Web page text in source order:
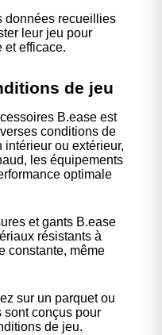
données recueillies
leur jeu pour
et efficace.
de jeu
B.ease est
conditions de
intérieur ou extérieur,
les équipements
optimale
et gants B.ease
résistants à
constante, même
sur un parquet ou
sont conçus pour
de jeu.